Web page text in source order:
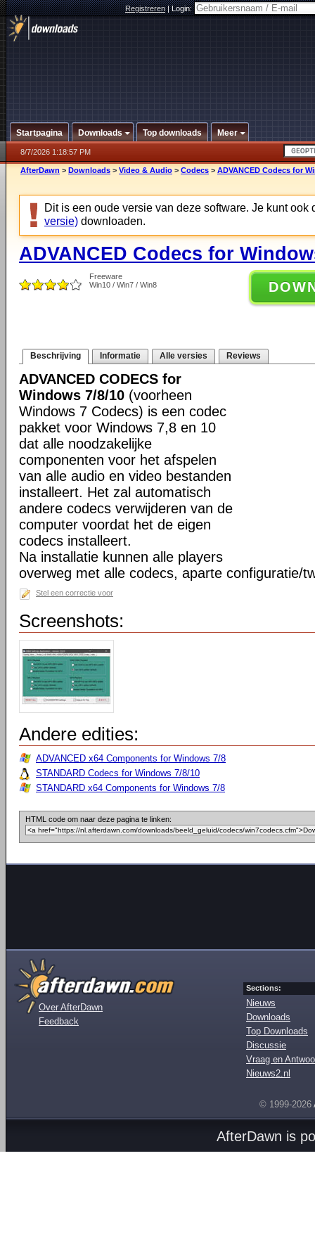
Registreren|Login:
Startpagina Downloads Top downloads Meer
8/7/2026 1:18:57 PM
AfterDawn > Downloads > Video & Audio > Codecs > ADVANCED Codecs for
Dit is een oude versie van deze software. Je kunt ook
versie) downloaden.
ADVANCED Codecs for
Freeware
Win10 / Win7 / Win8
Beschrijving Informatie Alle versies Reviews
ADVANCED CODECS for
Windows 7/8/10 (voorheen
Windows 7 Codecs) is een codec
pakket voor Windows 7,8 en 10
dat alle noodzakelijke
componenten voor het afspelen
van alle audio en video bestanden
installeert. Het zal automatisch
andere codecs verwijderen van de
computer voordat het de eigen
codecs installeert.
Na installatie kunnen alle players
overweg met alle codecs, aparte configuratie/
Stel een correctie voor
Screenshots:
Andere edities:
ADVANCED x64 Components for Windows 7/8
STANDARD Codecs for Windows 7/8/10
STANDARD x64 Components for Windows 7/8
HTML code om naar deze pagina te linken:
Over AfterDawn
Feedback
Sections:
Nieuws
Downloads
Top Downloads
Discussie
Vraag en
Nieuws2.nl
© 1999-2026
AfterDawn is